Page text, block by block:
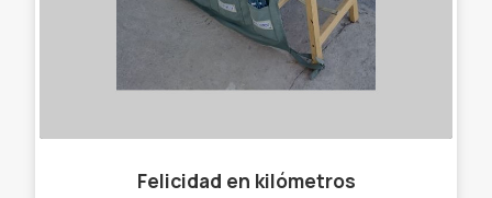
Felicidad en kilómetros